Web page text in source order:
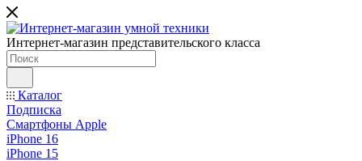
Интернет-магазин представительского класса
Каталог
Подписка
Смартфоны Apple
iPhone 16
iPhone 15